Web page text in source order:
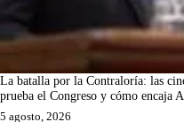
La batalla por la Contraloría: las
prueba el Congreso y cómo encaja
5 agosto, 2026